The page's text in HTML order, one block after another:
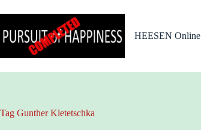
naar
inhoud
HEESEN Online
Tag Gunther Kletetschka